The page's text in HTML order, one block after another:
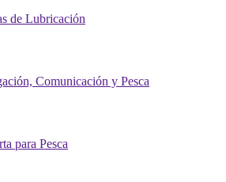
de Lubricación
Comunicación y Pesca
para Pesca